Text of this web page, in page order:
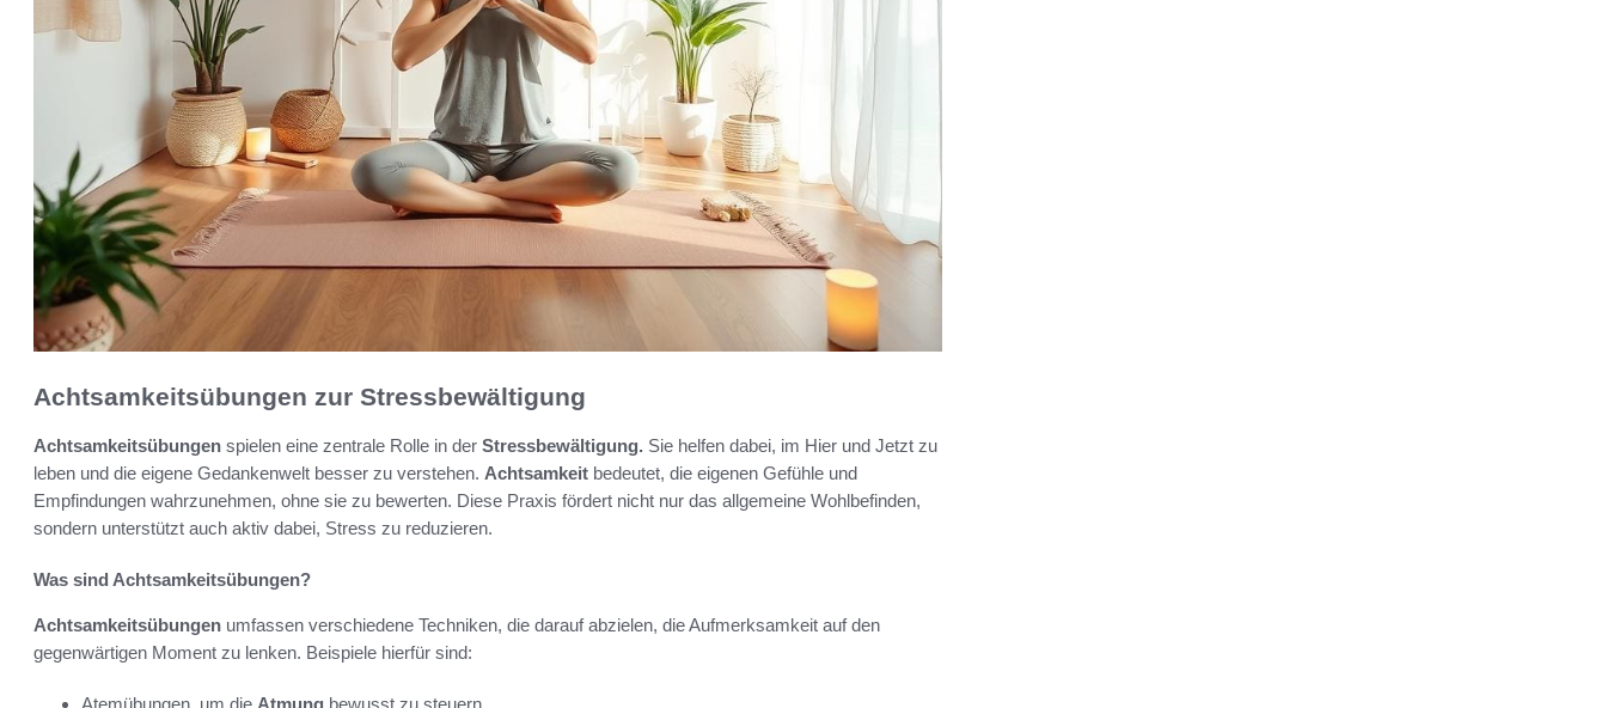
Achtsamkeitsübungen zur Stressbewältigung
Achtsamkeitsübungen spielen eine zentrale Rolle in der Stressbewältigung. Sie helfen dabei, im Hier und Jetzt zu
leben und die eigene Gedankenwelt besser zu verstehen. Achtsamkeit bedeutet, die eigenen Gefühle und
Empfindungen wahrzunehmen, ohne sie zu bewerten. Diese Praxis fördert nicht nur das allgemeine Wohlbefinden,
sondern unterstützt auch aktiv dabei, Stress zu reduzieren.
Was sind Achtsamkeitsübungen?
Achtsamkeitsübungen umfassen verschiedene Techniken, die darauf abzielen, die Aufmerksamkeit auf den
gegenwärtigen Moment zu lenken. Beispiele hierfür sind:
Atemübungen, um die Atmung bewusst zu steuern